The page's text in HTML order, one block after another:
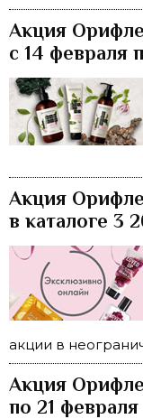
Акция
с 14 февраля
Акция
в каталоге 3
акции в
Акция
по 21 февраля